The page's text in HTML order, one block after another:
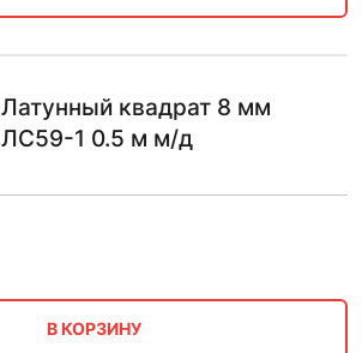
Латунный квадрат 8 мм
ЛС59-1 0.5 м м/д
В КОРЗИНУ